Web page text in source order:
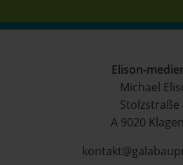
Elison-
Michael
Stolzstraße
A 9020